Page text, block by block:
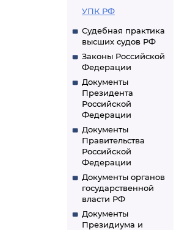
УПК РФ
Судебная практика
высших судов РФ
Законы Российской
Федерации
Документы
Президента
Российской
Федерации
Документы
Правительства
Российской
Федерации
Документы органов
государственной
власти РФ
Документы
Президиума и